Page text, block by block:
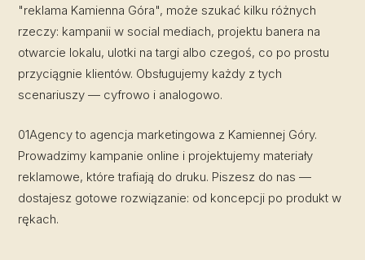
"reklama Kamienna Góra", może szukać kilku różnych
rzeczy: kampanii w social mediach, projektu banera na
otwarcie lokalu, ulotki na targi albo czegoś, co po prostu
przyciągnie klientów. Obsługujemy każdy z tych
scenariuszy — cyfrowo i analogowo.
01Agency to agencja marketingowa z Kamiennej Góry.
Prowadzimy kampanie online i projektujemy materiały
reklamowe, które trafiają do druku. Piszesz do nas —
dostajesz gotowe rozwiązanie: od koncepcji po produkt w
rękach.